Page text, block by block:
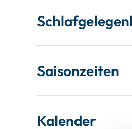
Saisonzeiten
Kalender